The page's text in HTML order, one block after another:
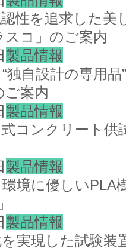
認性を追求した
コ」のご案内
製品情報
独自設計の専用
ご案内
製品情報
式コンクリート
製品情報
境に優しい
製品情報
実現した試験